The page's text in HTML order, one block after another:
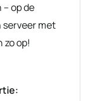
op de
serveer met
op!